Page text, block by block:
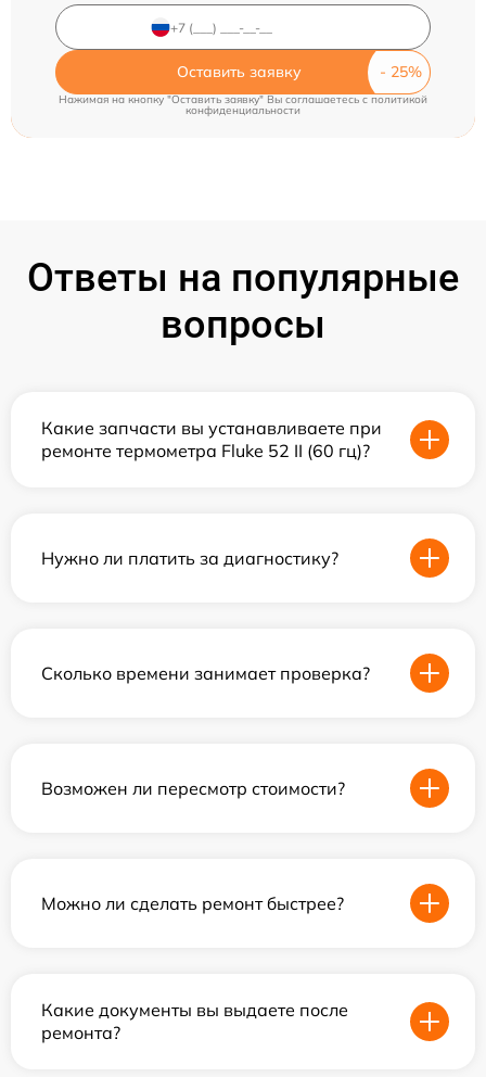
Оставить заявку
Нажимая на кнопку "Оставить заявку" Вы соглашаетесь cполитикой
конфиденциальности
Ответы на популярные
вопросы
Какие запчасти вы устанавливаете при
ремонте термометра Fluke 52 II (60 гц)?
Нужно ли платить за диагностику?
Сколько времени занимает проверка?
Возможен ли пересмотр стоимости?
Можно ли сделать ремонт быстрее?
Какие документы вы выдаете после
ремонта?